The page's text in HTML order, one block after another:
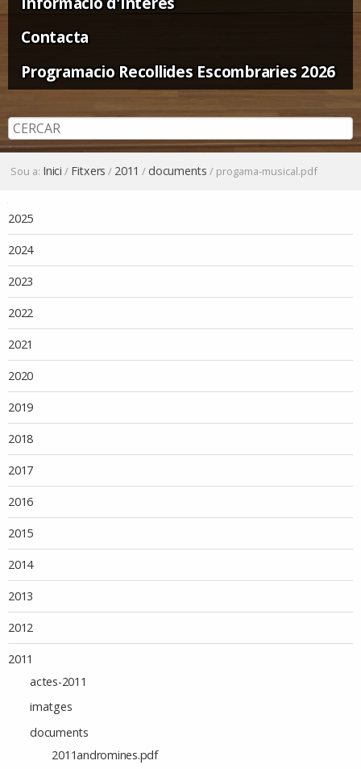
Contacta
Programacio Recollides Escombraries 2026
Sou a: Inici / Fitxers / 2011 / documents / progama-musical.pdf
2025
2024
2023
2022
2021
2020
2019
2018
2017
2016
2015
2014
2013
2012
2011
actes-2011
imatges
documents
2011andromines.pdf